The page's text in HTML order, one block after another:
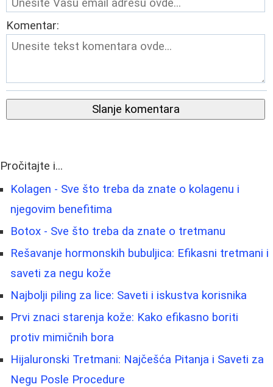
Komentar:
Slanje komentara
Pročitajte i...
Kolagen - Sve što treba da znate o kolagenu i
njegovim benefitima
Botox - Sve što treba da znate o tretmanu
Rešavanje hormonskih bubuljica: Efikasni tretmani i
saveti za negu kože
Najbolji piling za lice: Saveti i iskustva korisnika
Prvi znaci starenja kože: Kako efikasno boriti
protiv mimičnih bora
Hijaluronski Tretmani: Najčešća Pitanja i Saveti za
Negu Posle Procedure